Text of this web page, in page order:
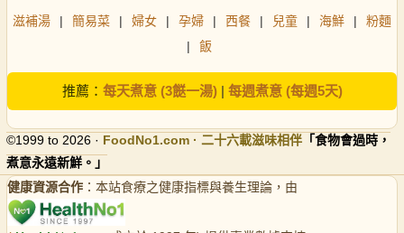
滋補湯 | 簡易菜 | 婦女 | 孕婦 | 西餐 | 兒童 | 海鮮 |
粉麵
|
飯
推薦： 每天煮意 (3餸一湯)| 每週煮意 (每週5天)
©1999 to 2026 · FoodNo1.com · 二十六載滋味相伴 「食物會過時，
煮意永遠新鮮。」
健康資源合作 ：本站食療之健康指標與養生理論，由